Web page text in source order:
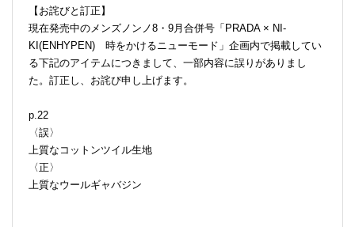
【お詫びと訂正】
現在発売中のメンズノンノ8・9月合併号「PRADA × NI-
KI(ENHYPEN) 時をかけるニューモード」企画内で掲載してい
る下記のアイテムにつきまして、一部内容に誤りがありまし
た。訂正し、お詫び申し上げます。
p.22
〈誤〉
上質なコットンツイル生地
〈正〉
上質なウールギャバジン